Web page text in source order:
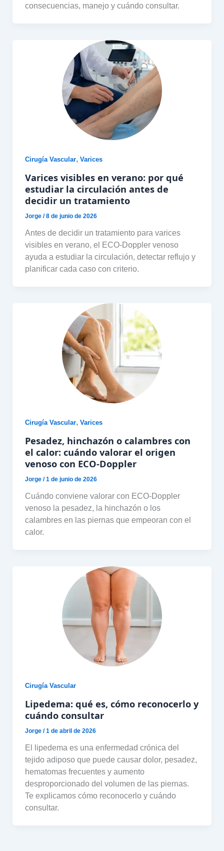
consecuencias, manejo y cuándo consultar.
Cirugía Vascular, Varices
Varices visibles en verano: por qué
estudiar la circulación antes de
decidir un tratamiento
Jorge /8 de junio de 2026
Antes de decidir un tratamiento para varices
visibles en verano, el ECO-Doppler venoso
ayuda a estudiar la circulación, detectar reflujo y
planificar cada caso con criterio.
Cirugía Vascular, Varices
Pesadez, hinchazón o calambres con
el calor: cuándo valorar el origen
venoso con ECO-Doppler
Jorge /1 de junio de 2026
Cuándo conviene valorar con ECO-Doppler
venoso la pesadez, la hinchazón o los
calambres en las piernas que empeoran con el
calor.
Cirugía Vascular
Lipedema: qué es, cómo reconocerlo y
cuándo consultar
Jorge /1 de abril de 2026
El lipedema es una enfermedad crónica del
tejido adiposo que puede causar dolor, pesadez,
hematomas frecuentes y aumento
desproporcionado del volumen de las piernas.
Te explicamos cómo reconocerlo y cuándo
consultar.